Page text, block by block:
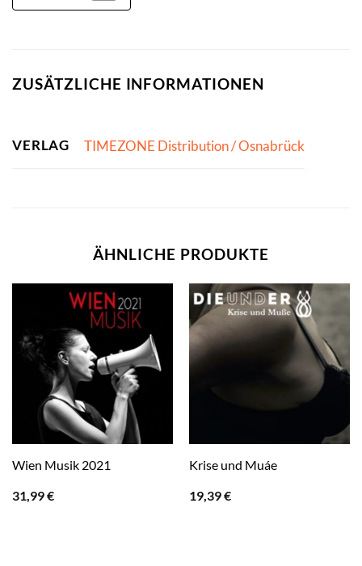
ZUSÄTZLICHE INFORMATIONEN
VERLAG TIMEZONE Distribution / Osnabrück
ÄHNLICHE PRODUKTE
Wien Musik 2021
31,99€
Krise und Muáe
19,39€